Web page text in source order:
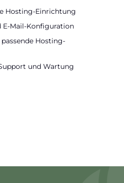
Hosting-Einrichtung
Mail-Konfiguration
Hosting-
und Wartung